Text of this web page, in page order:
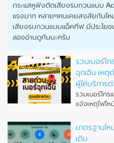
กระแสหูฟังตัดเสียงรบกวนแบบ
แรงมาก หลายๆคนเคยสงสัยกันไ
เสียงรบกวนแบบแอ็คทีฟ มีประโย
ลองอ่านดูกันนะครับ
รวมเบอร์โ
ฉุกเฉิน เหตุ
ผู้ให้บริการต่
รวมเบอร์โท
แจ้งเหตุไฟไห
อย่างทันท่วง
มาตรฐานให
เดิม